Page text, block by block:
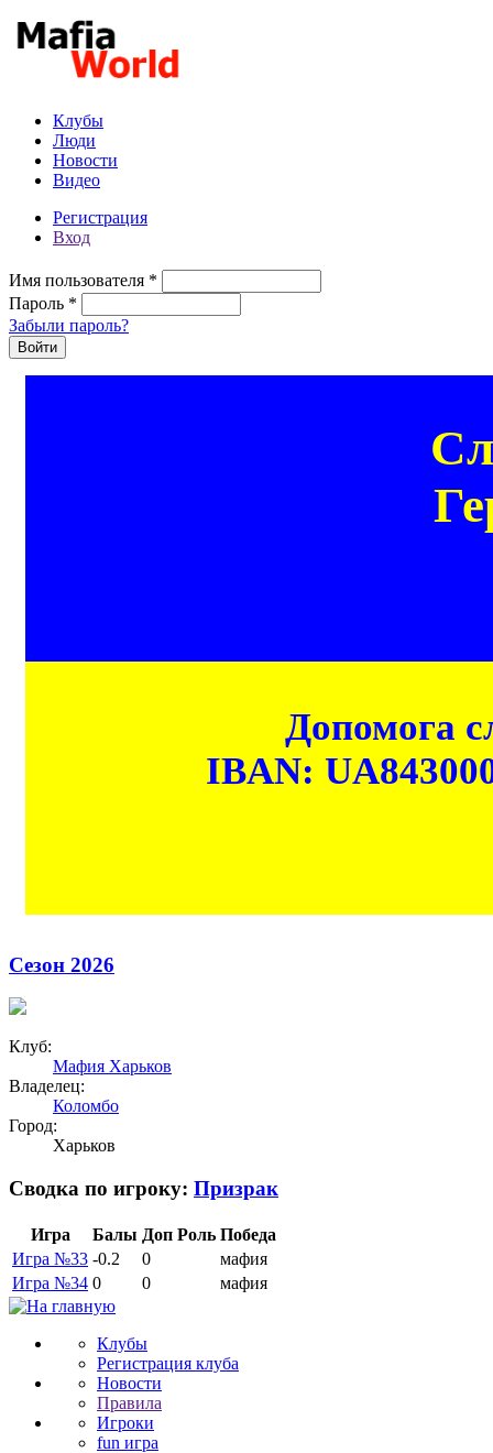
Перейти к основному содержанию
Клубы
Люди
Новости
Видео
Регистрация
Вход
Имя пользователя *
Пароль *
Забыли пароль?
Допомога
IBAN:
Сезон 2026
Клуб:
Мафия Харьков
Владелец:
Коломбо
Город:
Харьков
Сводка по игроку: Призрак
Игра Балы Доп Роль Победа
Игра №33 -0.2 0
мафия
Игра №34 0 0 мафия
Клубы
Регистрация клуба
Новости
Правила
Игроки
fun игра